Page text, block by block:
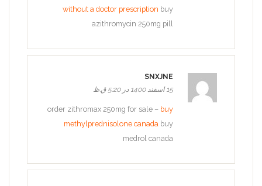
without a doctor prescription buy
azithromycin 250mg pill
SNXJNE
15 اسفند 1400 در 5:20 ق.ظ
order zithromax 250mg for sale – buy
methylprednisolone canada buy
medrol canada